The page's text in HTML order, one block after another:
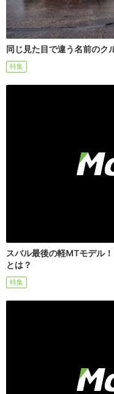
同じ見た目で違う名前のク
特集
スバル最後の軽MTモデル
とは？
特集